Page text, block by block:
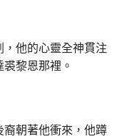
他的心靈全神貫注
黎恩那裡。
朝著他衝來，他蹲